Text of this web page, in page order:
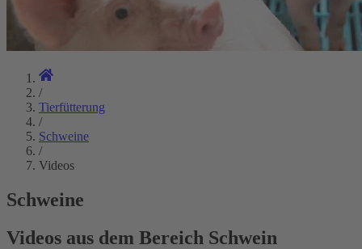
/
Tierfütterung
/
Schweine
/
Videos
Schweine
Videos aus dem Bereich Schwein